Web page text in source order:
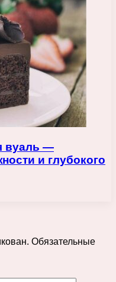
вуаль —
и глубокого
Обязательные